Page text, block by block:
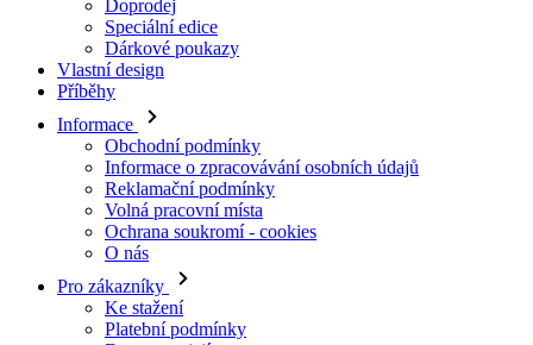
Informace
Obchodní podmínky
Informace o zpracovávání osobních údajů
Reklamační podmínky
Volná pracovní místa
Ochrana soukromí - cookies
O nás
Pro zákazníky
Ke stažení
Platební podmínky
Doprava a její ceny
Nejčastější dotazy
Velikostní tabulky
Kontakty
Vrácení zboží